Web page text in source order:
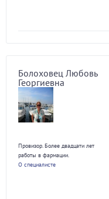
Болоховец Любовь
Георгиевна
Провизор. Более двадцати лет
работы в фармации.
О специалисте